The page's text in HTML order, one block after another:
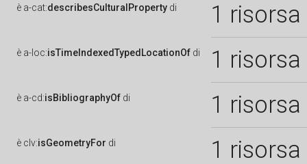
è a-cat:describesCulturalProperty di 1 risorsa
è a-loc:isTimeIndexedTypedLocationOf di 1 risorsa
è a-cd:isBibliographyOf di 1 risorsa
è clv:isGeometryFor di 1 risorsa